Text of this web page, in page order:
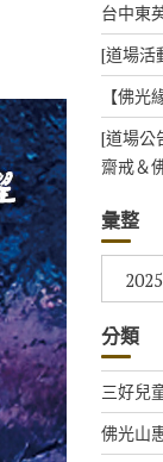
台中東
[道場活
【佛
[道場公
齋戒＆
彙整
整
分類
三好兒
佛光山